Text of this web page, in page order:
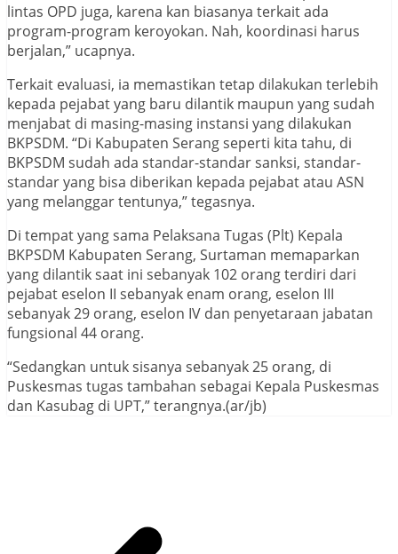
lintas OPD juga, karena kan biasanya terkait ada
program-program keroyokan. Nah, koordinasi harus
berjalan,” ucapnya.
Terkait evaluasi, ia memastikan tetap dilakukan terlebih
kepada pejabat yang baru dilantik maupun yang sudah
menjabat di masing-masing instansi yang dilakukan
BKPSDM. “Di Kabupaten Serang seperti kita tahu, di
BKPSDM sudah ada standar-standar sanksi, standar-
standar yang bisa diberikan kepada pejabat atau ASN
yang melanggar tentunya,” tegasnya.
Di tempat yang sama Pelaksana Tugas (Plt) Kepala
BKPSDM Kabupaten Serang, Surtaman memaparkan
yang dilantik saat ini sebanyak 102 orang terdiri dari
pejabat eselon II sebanyak enam orang, eselon III
sebanyak 29 orang, eselon IV dan penyetaraan jabatan
fungsional 44 orang.
“Sedangkan untuk sisanya sebanyak 25 orang, di
Puskesmas tugas tambahan sebagai Kepala Puskesmas
dan Kasubag di UPT,” terangnya.(ar/jb)